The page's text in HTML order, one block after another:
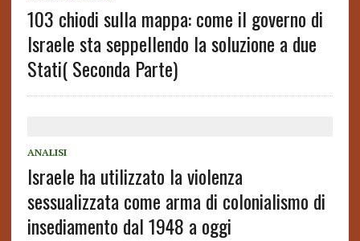
103 chiodi sulla mappa: come il governo di
Israele sta seppellendo la soluzione a due
Stati( Seconda Parte)
ANALISI
Israele ha utilizzato la violenza
sessualizzata come arma di colonialismo di
insediamento dal 1948 a oggi